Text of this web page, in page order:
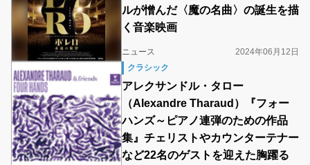
ルが憎んだ〈魔の名曲〉の誕生を描
く音楽映画
ニュース
2024年06月12日
クラシック
アレクサンドル・タロー
（Alexandre Tharaud）『フォー
ハンズ～ピアノ連弾のための作品
集』チェリストやカウンターテナー
など22名のゲストを迎えた胸躍る